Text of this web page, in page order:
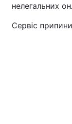
нелегальних
Сервіс